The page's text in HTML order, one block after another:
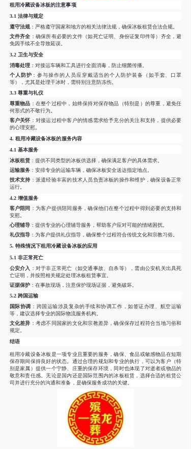
租用冷藏设备冰板的注意事项
3.1法律与规定
遵守法规：严格遵守国家和地方的相关法律法规，确保冰板租赁合法合规。
文件齐全 ：确保所有必要的文件（如死亡证明、身份证复印件等）齐全，避
免因手续不全导致延误。
3.2 卫生与安全
消毒处理：对接运车辆和工具进行全面消毒，防止细菌传播。
个人防护 ：参与操作的人员应穿戴适当的个人防护装备（如手套、口罩
等），尤其是处理干冰时，需特别注意防冻伤。
3.3尊重与礼仪
尊重物品 ：在整个过程中，始终保持对保存物品（特别是）的尊重，避免任
何形式的不敬行为。
客户关怀 ：对接运过程中客户的情感需求给予充分的关注和支持，提供必要
的心理安慰。
4. 租用冷藏设备冰板的服务内容
4.1基本服务
冰板租赁：提供不同类型的冰板供选择，确保满足客户的具体需求。
运输服务：安排专业的运输车辆，确保冰板安全送达指定地点。
技术支持 ：派遣经验丰富的技术人员负责冰板的操作和维护，确保设备正常
运行。
4.2增值服务
客户陪同
：为客户提供陪同服务，确保他们在整个过程中得到必要的支持和
安慰。
心理辅导：提供专业的心理辅导服务，帮助客户应对可能的情绪困扰。
礼仪指导：为客户提供礼仪指导，确保整个过程符合传统文化和宗教习俗。
5. 特殊情况下租用冷藏设备冰板的应用
5.1非正常死亡
公安介入
：对于非正常死亡（如交通事故、自杀等），需由公安机关出具死
亡证明，并按照相关规定处理冰板租赁事宜。
证据保护：在事故现场，注意保护现场证据，避免破坏。
5.2跨国运输
国际协调 ：跨国运输涉及复杂的手续和协调工作，如签证办理、航空运输
等，建议选择专业的国际物流服务机构。
文化差异 ：考虑不同国家的文化和宗教差异，确保保存过程符合当地习俗和
规定。
结语
租用冷藏设备冰板是一项专业且重要的服务，确保、食品或敏感物品在短期
保存期间保持良好的状态。通过合理的规划和专业的执行，可以为客户（特
别是家属）提供一个宁静、庄重的保存环境，同时也体现了对逝者或物品的
敬意和责任感。无论是国内还是国际范围内的冰板租赁，选择合适的租赁公
司并进行充分的沟通和准备，是确保服务成功的关键。